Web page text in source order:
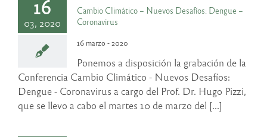
16
03, 2020
Cambio Climático – Nuevos Desafíos: Dengue –
Coronavirus
16 marzo - 2020
Ponemos a disposición la grabación de la
Conferencia Cambio Climático - Nuevos Desafíos:
Dengue - Coronavirus a cargo del Prof. Dr. Hugo Pizzi,
que se llevo a cabo el martes 10 de marzo del [...]